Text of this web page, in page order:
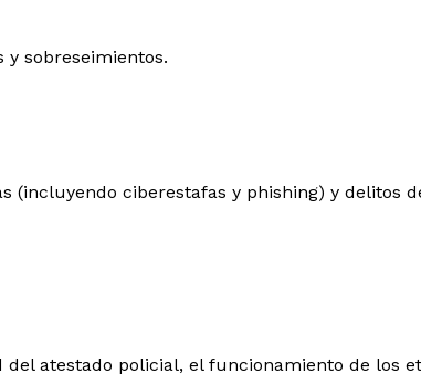
sobreseimientos.
(incluyendo ciberestafas y phishing) y
atestado policial, el funcionamiento de los